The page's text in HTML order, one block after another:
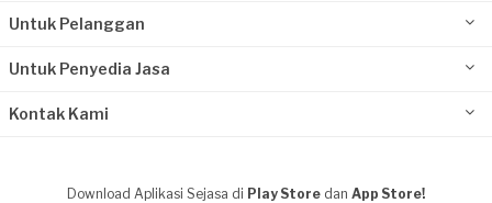
Untuk Pelanggan
Untuk Penyedia Jasa
Kontak Kami
Download Aplikasi Sejasa di Play Store dan App Store!